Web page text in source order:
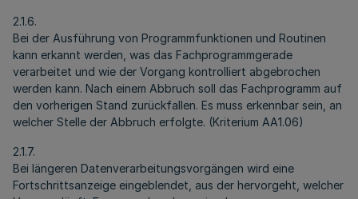
2.1.6.
Bei der Ausführung von Programmfunktionen und Routinen
kann erkannt werden, was das Fachprogrammgerade
verarbeitet und wie der Vorgang kontrolliert abgebrochen
werden kann. Nach einem Abbruch soll das Fachprogramm auf
den vorherigen Stand zurückfallen. Es muss erkennbar sein, an
welcher Stelle der Abbruch erfolgte. (Kriterium AA1.06)
2.1.7.
Bei längeren Datenverarbeitungsvorgängen wird eine
Fortschrittsanzeige eingeblendet, aus der hervorgeht, welcher